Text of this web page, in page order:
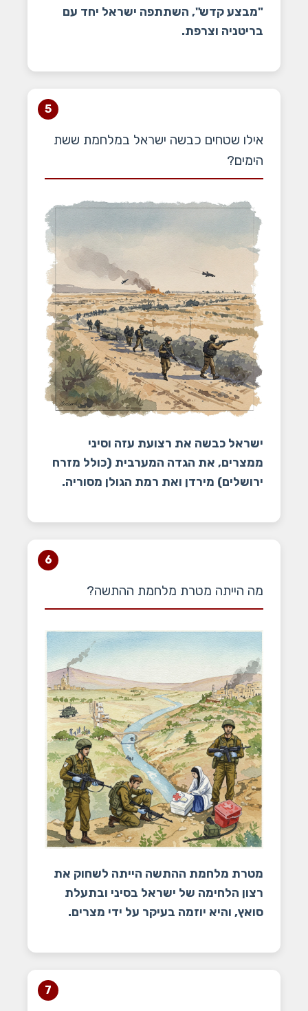
"מבצע קדש", השתתפה ישראל יחד עם
בריטניה וצרפת.
אילו שטחים כבשה ישראל במלחמת ששת
ישראל כבשה את רצועת עזה וסיני
ממצרים, את הגדה המערבית (כולל מזרח
ירושלים) מירדן ואת רמת הגולן מסוריה.
מה הייתה מטרת מלחמת ההתשה?
מטרת מלחמת ההתשה הייתה לשחוק את
רצון הלחימה של ישראל בסיני ובתעלת
סואץ, והיא יוזמה בעיקר על ידי מצרים.